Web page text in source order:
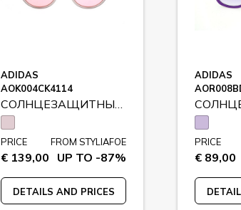
ADIDAS
AOK004CK4114
СОЛНЦЕЗАЩИТНЫЕ ОЧКИ
PRICE
€ 139,00
FROM STYLIAFOE
UP TO -87%
DETAILS AND PRICES
ADIDAS
PRICE
€ 89,00